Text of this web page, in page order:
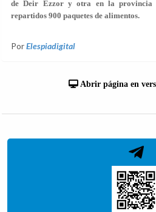
de Deir Ezzor y otra en la provincia
repartidos 900 paquetes de alimentos.
PorElespiadigital
Abrir página en